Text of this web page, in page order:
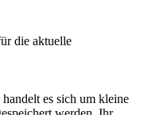
die aktuelle
es sich um kleine